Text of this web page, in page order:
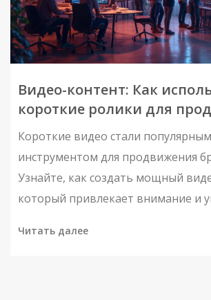
Видео-контент: Как
короткие ролики для
Короткие видео стали популярным
инструментом для продвижения
Узнайте, как создать мощный
который привлекает внимание и
экспертов помогут вам достичь
Читать далее